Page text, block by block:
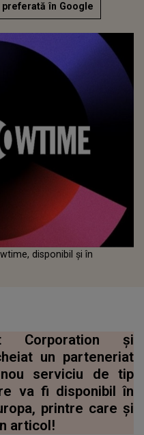
în Google
disponibil și în
Corporation și
un parteneriat
serviciu de tip
va fi disponibil în
printre care și
articol!